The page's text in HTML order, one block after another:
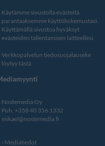
Käytämme sivustolla evästeitä
parantaaksemme käyttökokemustasi.
Käyttämällä sivustoa hyväksyt
evästeiden tallentamisen laitteellesi.
Verkkopalvelun tiedosuojalauseke
löytyy tästä
Nostemedia Oy
Puh. +358 40 356 1332
mikael@nostemedia.fi
Mediatiedot